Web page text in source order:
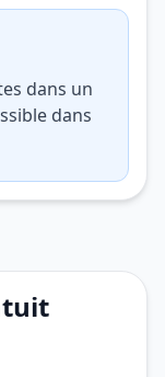
dans un
dans